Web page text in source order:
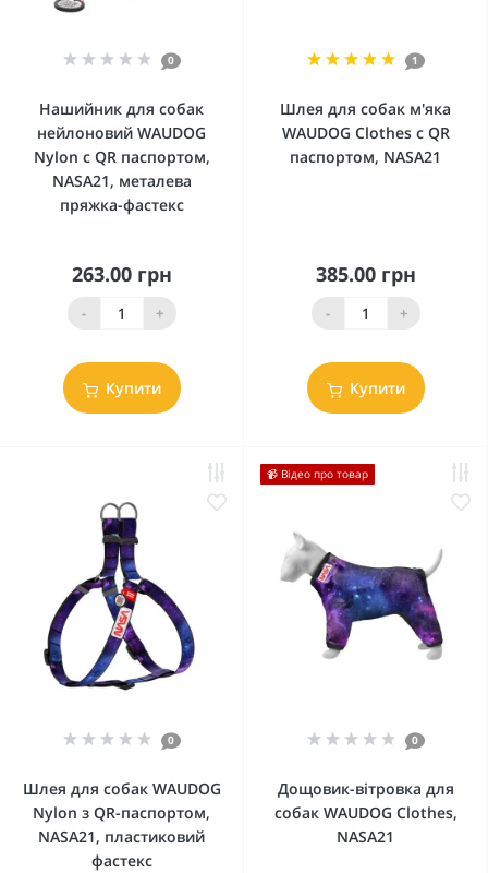
0
Нашийник для собак
нейлоновий WAUDOG
Nylon c QR паспортом,
NASA21, металева
пряжка-фастекс
263.00 грн
- +
Купити
1
Шлея для собак м'яка
WAUDOG Clothes c QR
паспортом, NASA21
385.00 грн
- +
Купити
0
Шлея для собак WAUDOG
Nylon з QR-паспортом,
NASA21, пластиковий
фастекс
📹 Відео про товар
0
Дощовик-вітровка для
собак WAUDOG Clothes,
NASA21